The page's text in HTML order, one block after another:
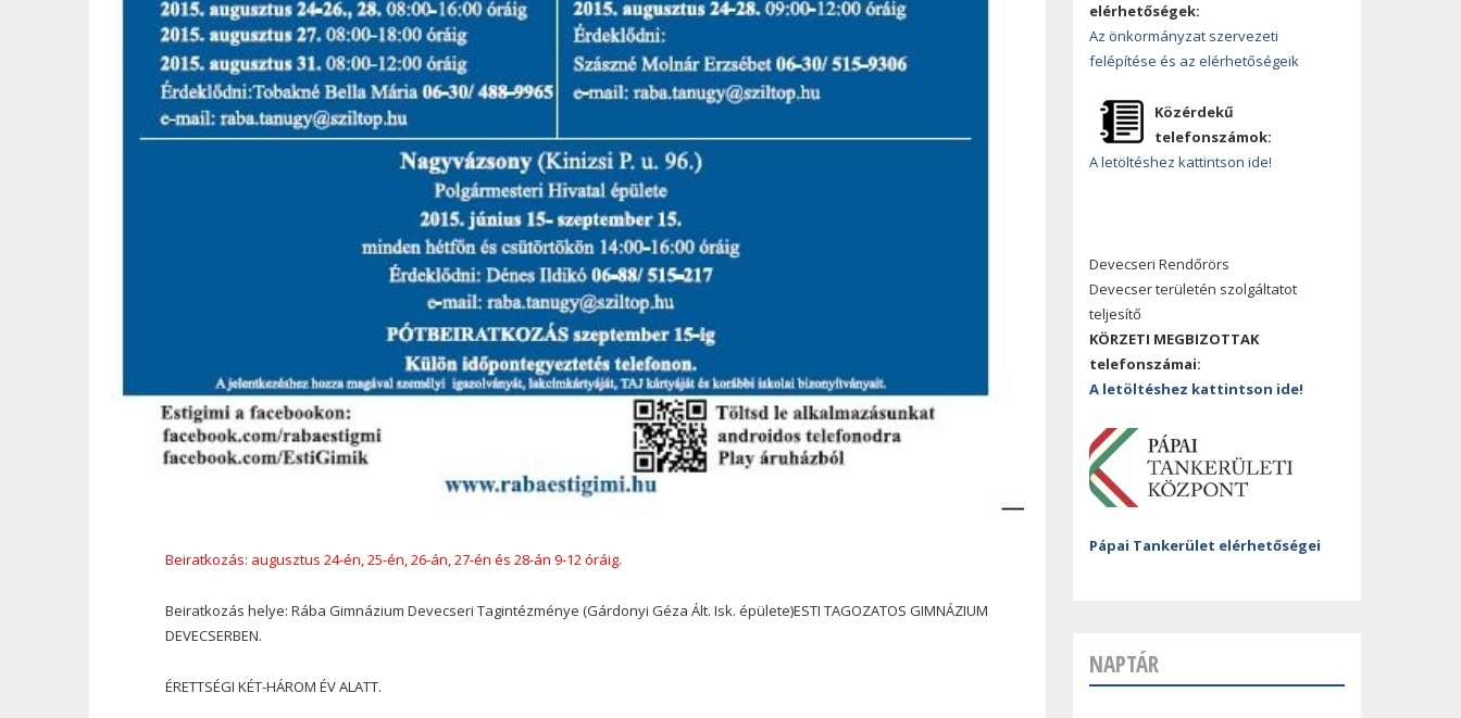
Beiratkozás: augusztus 24-én, 25-én, 26-án, 27-én és 28-án 9-12 óráig.
Beiratkozás helye: Rába Gimnázium Devecseri Tagintézménye (Gárdonyi Géza Ált. Isk. épülete)ESTI TAGOZATOS GIMNÁZIUM
DEVECSERBEN.
ÉRETTSÉGI KÉT-HÁROM ÉV ALATT.
elérhetőségek:
Az önkormányzat szervezeti
felépítése és az elérhetőségeik
Közérdekű
telefonszámok:
A letöltéshez kattintson ide!
Devecseri Rendőrörs
Devecser területén szolgáltatot
teljesítő
KÖRZETI MEGBIZOTTAK
telefonszámai:
A letöltéshez kattintson ide!
Pápai Tankerület elérhetőségei
NAPTÁR